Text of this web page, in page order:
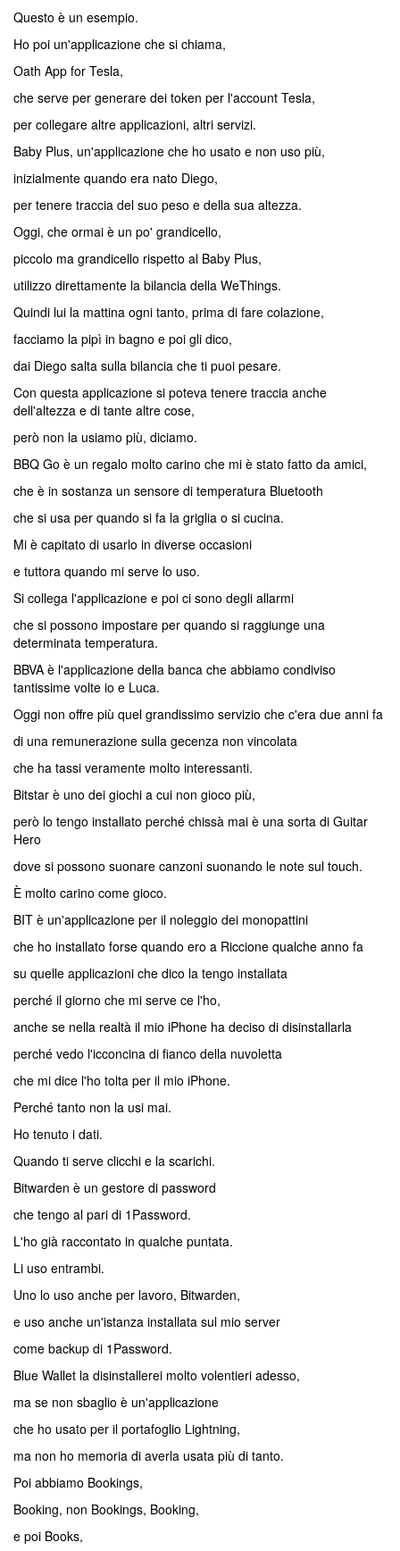
Questo è un esempio.
Ho poi un'applicazione che si chiama,
Oath App for Tesla,
che serve per generare dei token per l'account Tesla,
per collegare altre applicazioni, altri servizi.
Baby Plus, un'applicazione che ho usato e non uso più,
inizialmente quando era nato Diego,
per tenere traccia del suo peso e della sua altezza.
Oggi, che ormai è un po' grandicello,
piccolo ma grandicello rispetto al Baby Plus,
utilizzo direttamente la bilancia della WeThings.
Quindi lui la mattina ogni tanto, prima di fare colazione,
facciamo la pipì in bagno e poi gli dico,
dai Diego salta sulla bilancia che ti puoi pesare.
Con questa applicazione si poteva tenere traccia anche
dell'altezza e di tante altre cose,
però non la usiamo più, diciamo.
BBQ Go è un regalo molto carino che mi è stato fatto da amici,
che è in sostanza un sensore di temperatura Bluetooth
che si usa per quando si fa la griglia o si cucina.
Mi è capitato di usarlo in diverse occasioni
e tuttora quando mi serve lo uso.
Si collega l'applicazione e poi ci sono degli allarmi
che si possono impostare per quando si raggiunge una
determinata temperatura.
BBVA è l'applicazione della banca che abbiamo condiviso
tantissime volte io e Luca.
Oggi non offre più quel grandissimo servizio che c'era due anni fa
di una remunerazione sulla gecenza non vincolata
che ha tassi veramente molto interessanti.
Bitstar è uno dei giochi a cui non gioco più,
però lo tengo installato perché chissà mai è una sorta di Guitar
Hero
dove si possono suonare canzoni suonando le note sul touch.
È molto carino come gioco.
BIT è un'applicazione per il noleggio dei monopattini
che ho installato forse quando ero a Riccione qualche anno fa
su quelle applicazioni che dico la tengo installata
perché il giorno che mi serve ce l'ho,
anche se nella realtà il mio iPhone ha deciso di disinstallarla
perché vedo l'icconcina di fianco della nuvoletta
che mi dice l'ho tolta per il mio iPhone.
Perché tanto non la usi mai.
Ho tenuto i dati.
Quando ti serve clicchi e la scarichi.
Bitwarden è un gestore di password
che tengo al pari di 1Password.
L'ho già raccontato in qualche puntata.
Li uso entrambi.
Uno lo uso anche per lavoro, Bitwarden,
e uso anche un'istanza installata sul mio server
come backup di 1Password.
Blue Wallet la disinstallerei molto volentieri adesso,
ma se non sbaglio è un'applicazione
che ho usato per il portafoglio Lightning,
ma non ho memoria di averla usata più di tanto.
Poi abbiamo Bookings,
Booking, non Bookings, Booking,
e poi Books,